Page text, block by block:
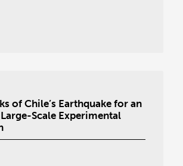
of Chile’s Earthquake for an
Scale Experimental